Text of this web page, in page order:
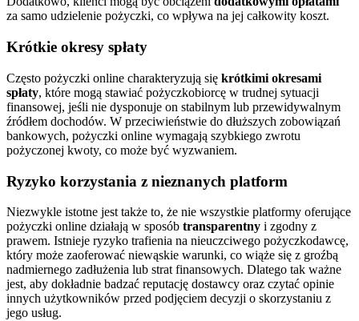
za samo udzielenie pożyczki, co wpływa na jej całkowity koszt.
Krótkie okresy spłaty
Często pożyczki online charakteryzują się krótkimi okresami
spłaty, które mogą stawiać pożyczkobiorcę w trudnej sytuacji
finansowej, jeśli nie dysponuje on stabilnym lub przewidywalnym
źródłem dochodów. W przeciwieństwie do dłuższych zobowiązań
bankowych, pożyczki online wymagają szybkiego zwrotu
pożyczonej kwoty, co może być wyzwaniem.
Ryzyko korzystania z nieznanych platform
Niezwykle istotne jest także to, że nie wszystkie platformy oferujące
pożyczki online działają w sposób transparentny i zgodny z
prawem. Istnieje ryzyko trafienia na nieuczciwego pożyczkodawcę,
który może zaoferować niewąskie warunki, co wiąże się z groźbą
nadmiernego zadłużenia lub strat finansowych. Dlatego tak ważne
jest, aby dokładnie badzać reputację dostawcy oraz czytać opinie
innych użytkowników przed podjęciem decyzji o skorzystaniu z
jego usług.